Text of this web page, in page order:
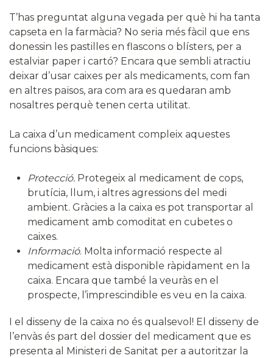
T’has preguntat alguna vegada per què hi ha tanta
capseta en la farmàcia? No seria més fàcil que ens
donessin les pastilles en flascons o blísters, per a
estalviar paper i cartó? Encara que sembli atractiu
deixar d’usar caixes per als medicaments, com fan
en altres països, ara com ara es quedaran amb
nosaltres perquè tenen certa utilitat.
La caixa d’un medicament compleix aquestes
funcions bàsiques:
Protecció. Protegeix al medicament de cops,
brutícia, llum, i altres agressions del medi
ambient. Gràcies a la caixa es pot transportar al
medicament amb comoditat en cubetes o
caixes.
Informació. Molta informació respecte al
medicament està disponible ràpidament en la
caixa. Encara que també la veuràs en el
prospecte, l’imprescindible es veu en la caixa.
I el disseny de la caixa no és qualsevol! El disseny de
l’envàs és part del dossier del medicament que es
presenta al Ministeri de Sanitat per a autoritzar la